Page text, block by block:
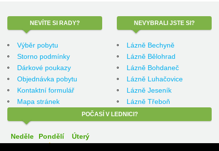
NEVÍTE SI RADY?
Výběr pobytu
Storno podmínky
Dárkové poukazy
Objednávka pobytu
Kontaktní formulář
Mapa stránek
NEVYBRALI JSTE SI?
Lázně Bechyně
Lázně Bělohrad
Lázně Bohdaneč
Lázně Luhačovice
Lázně Jeseník
Lázně Třeboň
POČASÍ V LEDNICI?
Neděle Pondělí Úterý